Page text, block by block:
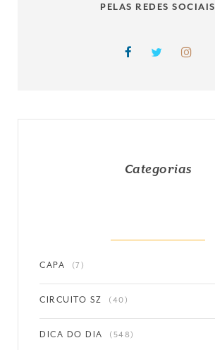
PELAS REDES SOCIAIS
Categorias
CAPA (7)
CIRCUITO SZ (40)
DICA DO DIA (548)